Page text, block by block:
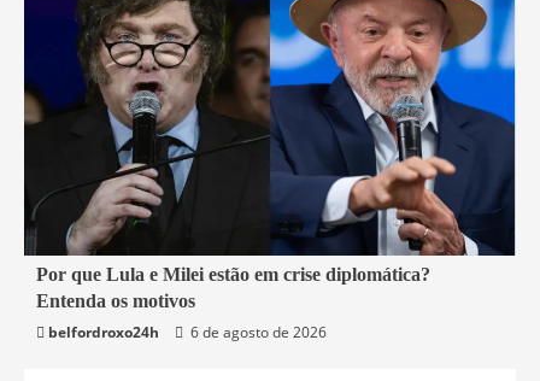
2 min read
Mundo
Por que Lula e Milei estão em crise diplomática?
Entenda os motivos
belfordroxo24h
6 de agosto de 2026